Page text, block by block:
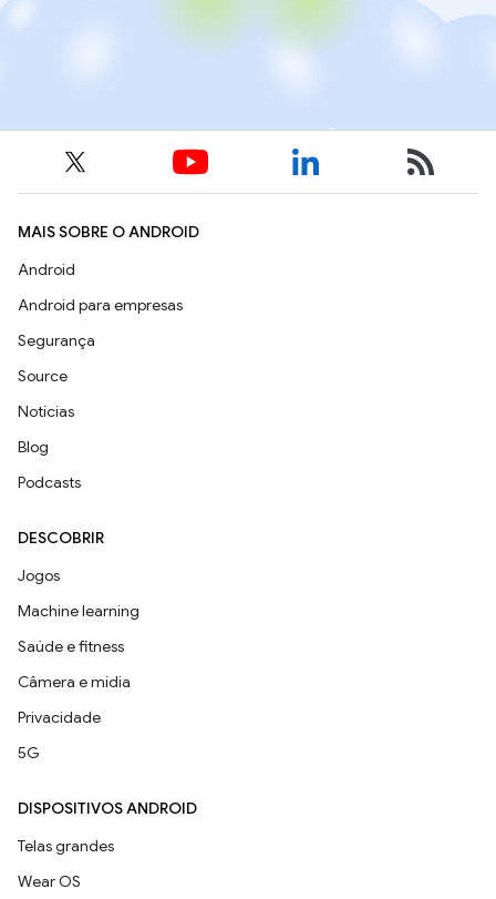
MAIS SOBRE O ANDROID
Android
Android para empresas
Segurança
Source
Notícias
Blog
Podcasts
DESCOBRIR
Jogos
Machine learning
Saúde e fitness
Câmera e mídia
Privacidade
5G
DISPOSITIVOS ANDROID
Telas grandes
Wear OS